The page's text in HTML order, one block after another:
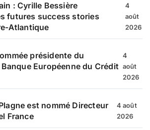
: Cyrille Bessière
futures success stories
Atlantique
4
août
2026
présidente du
Européenne du Crédit
4
août
2026
est nommé Directeur
France
4 août
2026